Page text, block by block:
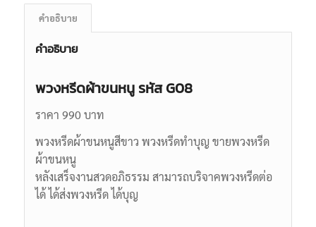
คำอธิบาย
คำอธิบาย
พวงหรีดผ้าขนหนู รหัส G08
ราคา 990 บาท
พวงหรีดผ้าขนหนูสีขาว พวงหรีดทำบุญ ขายพวงหรีด
ผ้าขนหนู
หลังเสร็จงานสวดอภิธรรม สามารถบริจาคพวงหรีดต่อ
ได้ ได้ส่งพวงหรีด ได้บุญ